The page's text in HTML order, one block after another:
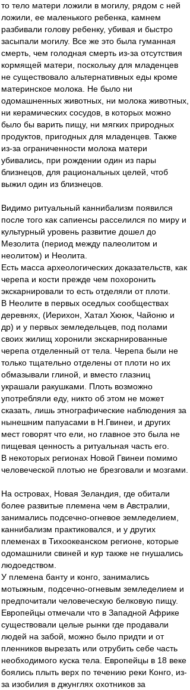
то тело матери ложили в могилу, рядом с ней
ложили, ее маленького ребенка, камнем
разбивали голову ребенку, убивая и быстро
засыпали могилу. Все же это была гуманная
смерть, чем голодная смерть из-за отсутствия
кормящей матери, поскольку для младенцев
не существовало альтернативных еды кроме
материнское молока. Не было ни
одомашненных животных, ни молока животных,
ни керамических сосудов, в которых можно
было бы варить пищу, ни мягких природных
продуктов, пригодных для младенцев. Также
из-за ограниченности молока матери
убивались, при рождении один из пары
близнецов, для рациональных целей, чтоб
выжил один из близнецов.
Видимо ритуальный каннибализм появился
после того как сапиенсы расселился по миру и
культурный уровень развитие дошел до
Мезолита (период между палеолитом и
неолитом) и Неолита.
Есть масса археологических доказательств, как
черепа и кости прежде чем похоронить
экскарнировали то есть отделяли от плоти.
В Неолите в первых оседлых сообществах
деревнях, (Иерихон, Хатал Хююк, Чайоню и
др) и у первых земледельцев, под полами
своих жилищ хоронили экскарнированные
черепа отделенный от тела. Черепа были не
только тщательно отделены от плоти но их
обмазывали глиной, и вместо глазниц
украшали ракушками. Плоть возможно
употребляли еду, никто об этом не может
сказать, лишь этнографические наблюдения за
нынешним папуасами в Н.Гвинеи, и других
мест говорят что ели, но главное это была не
пищевая ценность а ритуальная часть его.
В некоторых регионах Новой Гвинеи помимо
человеческой плотью не брезговали и мозгами.
На островах, Новая Зеландия, где обитали
более развитые племена чем в Австралии,
занимались подсечно-огневое земледелием,
каннибализм практиковался, и у других
племенах в Тихоокеанском регионе, которые
одомашнили свиней и кур также не гнушались
людоедством.
У племена банту и конго, занимались
мотыжным, подсечно-огневым земледелием и
предпочитали человеческую белковую пищу.
Европейцы отмечали что в Западной Африке
существовали целые рынки где продавали
людей на забой, можно было придти и от
пленников вырезать или отрубить себе часть
необходимого куска тела. Европейцы в 18 веке
боялись плыть верх по течению реки Конго, из-
за изобилия в джунглях охотников за